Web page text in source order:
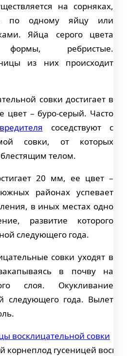
на сорняках,
по одному яйцу или
Яйца серого цвета
формы, ребристые.
из них происходит
совки достигает в
цвет – буро-серый. Часто
вредителя соседствуют с
совки, от которых
телом.
20 мм, ее цвет –
районах успевает
в иных местах одно
развитие которого
следующего года.
совки уходят в
в почву на
слоя. Окукливание
следующего года. Вылет
корнеплод гусеницей